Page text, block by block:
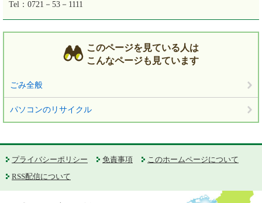
Tel：0721－53－1111
このページを見ている人は
こんなページも見ています
ごみ全般
パソコンのリサイクル
プライバシーポリシー 免責事項
このホームページについて
RSS配信について